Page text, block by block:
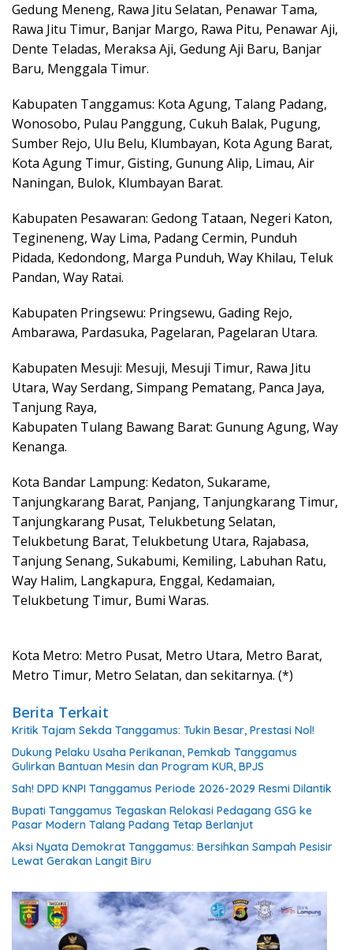
Gedung Meneng, Rawa Jitu Selatan, Penawar Tama,
Rawa Jitu Timur, Banjar Margo, Rawa Pitu, Penawar Aji,
Dente Teladas, Meraksa Aji, Gedung Aji Baru, Banjar
Baru, Menggala Timur.
Kabupaten Tanggamus: Kota Agung, Talang Padang,
Wonosobo, Pulau Panggung, Cukuh Balak, Pugung,
Sumber Rejo, Ulu Belu, Klumbayan, Kota Agung Barat,
Kota Agung Timur, Gisting, Gunung Alip, Limau, Air
Naningan, Bulok, Klumbayan Barat.
Kabupaten Pesawaran: Gedong Tataan, Negeri Katon,
Tegineneng, Way Lima, Padang Cermin, Punduh
Pidada, Kedondong, Marga Punduh, Way Khilau, Teluk
Pandan, Way Ratai.
Kabupaten Pringsewu: Pringsewu, Gading Rejo,
Ambarawa, Pardasuka, Pagelaran, Pagelaran Utara.
Kabupaten Mesuji: Mesuji, Mesuji Timur, Rawa Jitu
Utara, Way Serdang, Simpang Pematang, Panca Jaya,
Tanjung Raya,
Kabupaten Tulang Bawang Barat: Gunung Agung, Way
Kenanga.
Kota Bandar Lampung: Kedaton, Sukarame,
Tanjungkarang Barat, Panjang, Tanjungkarang Timur,
Tanjungkarang Pusat, Telukbetung Selatan,
Telukbetung Barat, Telukbetung Utara, Rajabasa,
Tanjung Senang, Sukabumi, Kemiling, Labuhan Ratu,
Way Halim, Langkapura, Enggal, Kedamaian,
Telukbetung Timur, Bumi Waras.
Kota Metro: Metro Pusat, Metro Utara, Metro Barat,
Metro Timur, Metro Selatan, dan sekitarnya. (*)
Berita Terkait
Kritik Tajam Sekda Tanggamus: Tukin Besar, Prestasi Nol!
Dukung Pelaku Usaha Perikanan, Pemkab Tanggamus
Gulirkan Bantuan Mesin dan Program KUR, BPJS
Sah! DPD KNPI Tanggamus Periode 2026-2029 Resmi Dilantik
Bupati Tanggamus Tegaskan Relokasi Pedagang GSG ke
Pasar Modern Talang Padang Tetap Berlanjut
Aksi Nyata Demokrat Tanggamus: Bersihkan Sampah Pesisir
Lewat Gerakan Langit Biru